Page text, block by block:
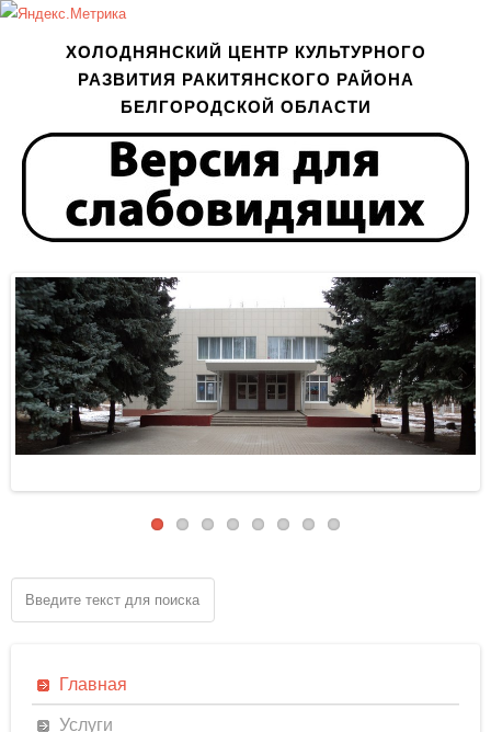
ХОЛОДНЯНСКИЙ ЦЕНТР КУЛЬТУРНОГО
РАЗВИТИЯ РАКИТЯНСКОГО РАЙОНА
БЕЛГОРОДСКОЙ ОБЛАСТИ
Главная
Услуги